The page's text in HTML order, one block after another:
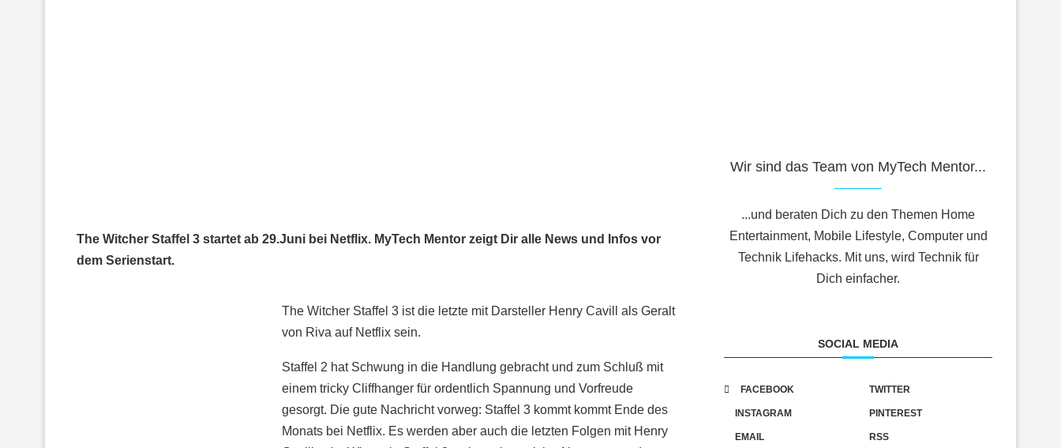
The Witcher Staffel 3 startet ab 29.Juni bei Netflix. MyTech Mentor zeigt Dir alle News und Infos vor
dem Serienstart.
The Witcher Staffel 3 ist die letzte mit Darsteller Henry Cavill als Geralt
von Riva auf Netflix sein.
Staffel 2 hat Schwung in die Handlung gebracht und zum Schluß mit
einem tricky Cliffhanger für ordentlich Spannung und Vorfreude
gesorgt. Die gute Nachricht vorweg: Staffel 3 kommt kommt Ende des
Monats bei Netflix. Es werden aber auch die letzten Folgen mit Henry
Wir sind das Team von MyTech Mentor...
...und beraten Dich zu den Themen Home
Entertainment, Mobile Lifestyle, Computer und
Technik Lifehacks. Mit uns, wird Technik für
Dich einfacher.
SOCIAL MEDIA
FACEBOOK TWITTER
INSTAGRAM PINTEREST
EMAIL RSS